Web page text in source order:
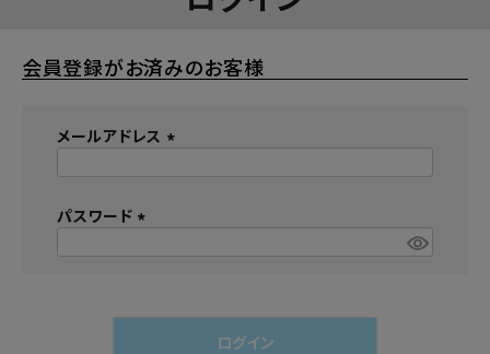
会員登録がお済みのお客様
メールアドレス
パスワード
)
ログイン